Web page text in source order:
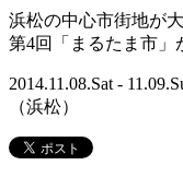
浜松の中心市街地が
第4回「まるたま市」
2014.11.08.Sat -
（浜松）